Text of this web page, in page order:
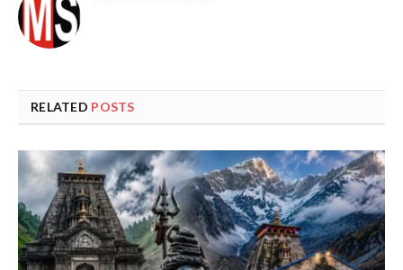
RELATED POSTS